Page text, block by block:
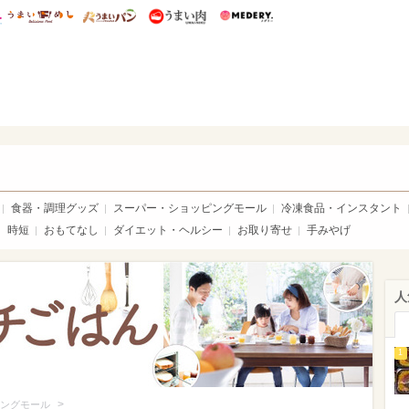
研 ディズニー特集
mimot. うまいめし うまいパン うまい肉
食器・調理グッズ スーパー・ショッピングモール
冷凍食品・インスタント
時短
おもてなし ダイエット・ヘルシー お取り寄せ 手みやげ
グモール >
1